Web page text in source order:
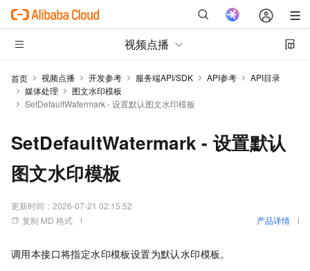
视频点播
首页 视频点播 开发参考 服务端API/SDK API参考
API目录
媒体处理
图文水印模板
SetDefaultWatermark - 设置默认图文水印模板
SetDefaultWatermark - 设置默认
图文水印模板
更新时间： 2026-07-21 02:15:52
复制 MD 格式
产品详情
调用本接口将指定水印模板设置为默认水印模板。